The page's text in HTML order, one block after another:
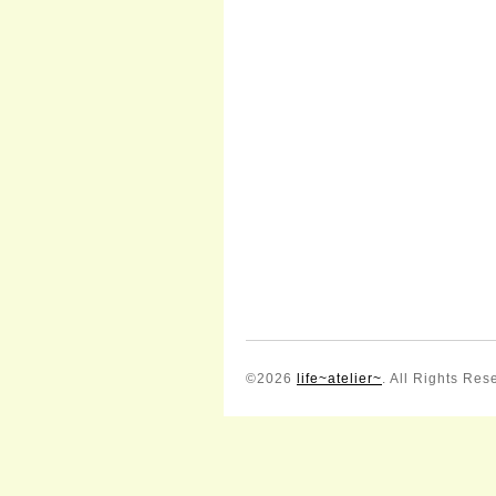
©2026 life~atelier~. All Rights